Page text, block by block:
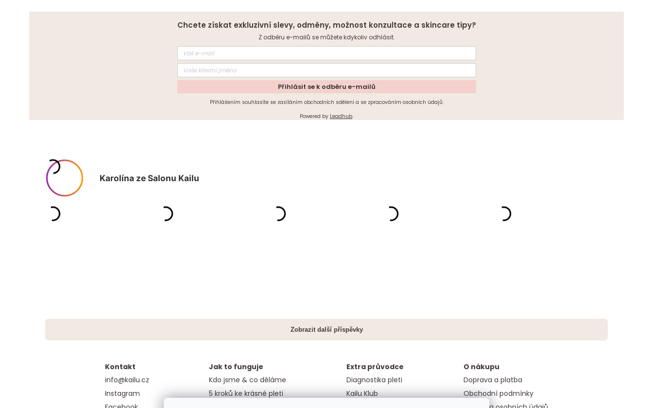
Chcete získat exkluzivní slevy, odměny, možnost konzultace a skincare tipy?
Z odběru e-mailů se můžete kdykoliv odhlásit.
Přihlásit se k odběru e-mailů
Přihlášením souhlasíte se zasíláním obchodních sdělení a se zpracováním osobních údajů.
Powered by Leadhub.
Kontakt
info@kailu.cz
Instagram
Jak to funguje
Kdo jsme & co děláme
5 kroků ke krásné pleti
Extra průvodce
Diagnostika pleti
Kailu Klub
O nákupu
Doprava a platba
Obchodní podmínky